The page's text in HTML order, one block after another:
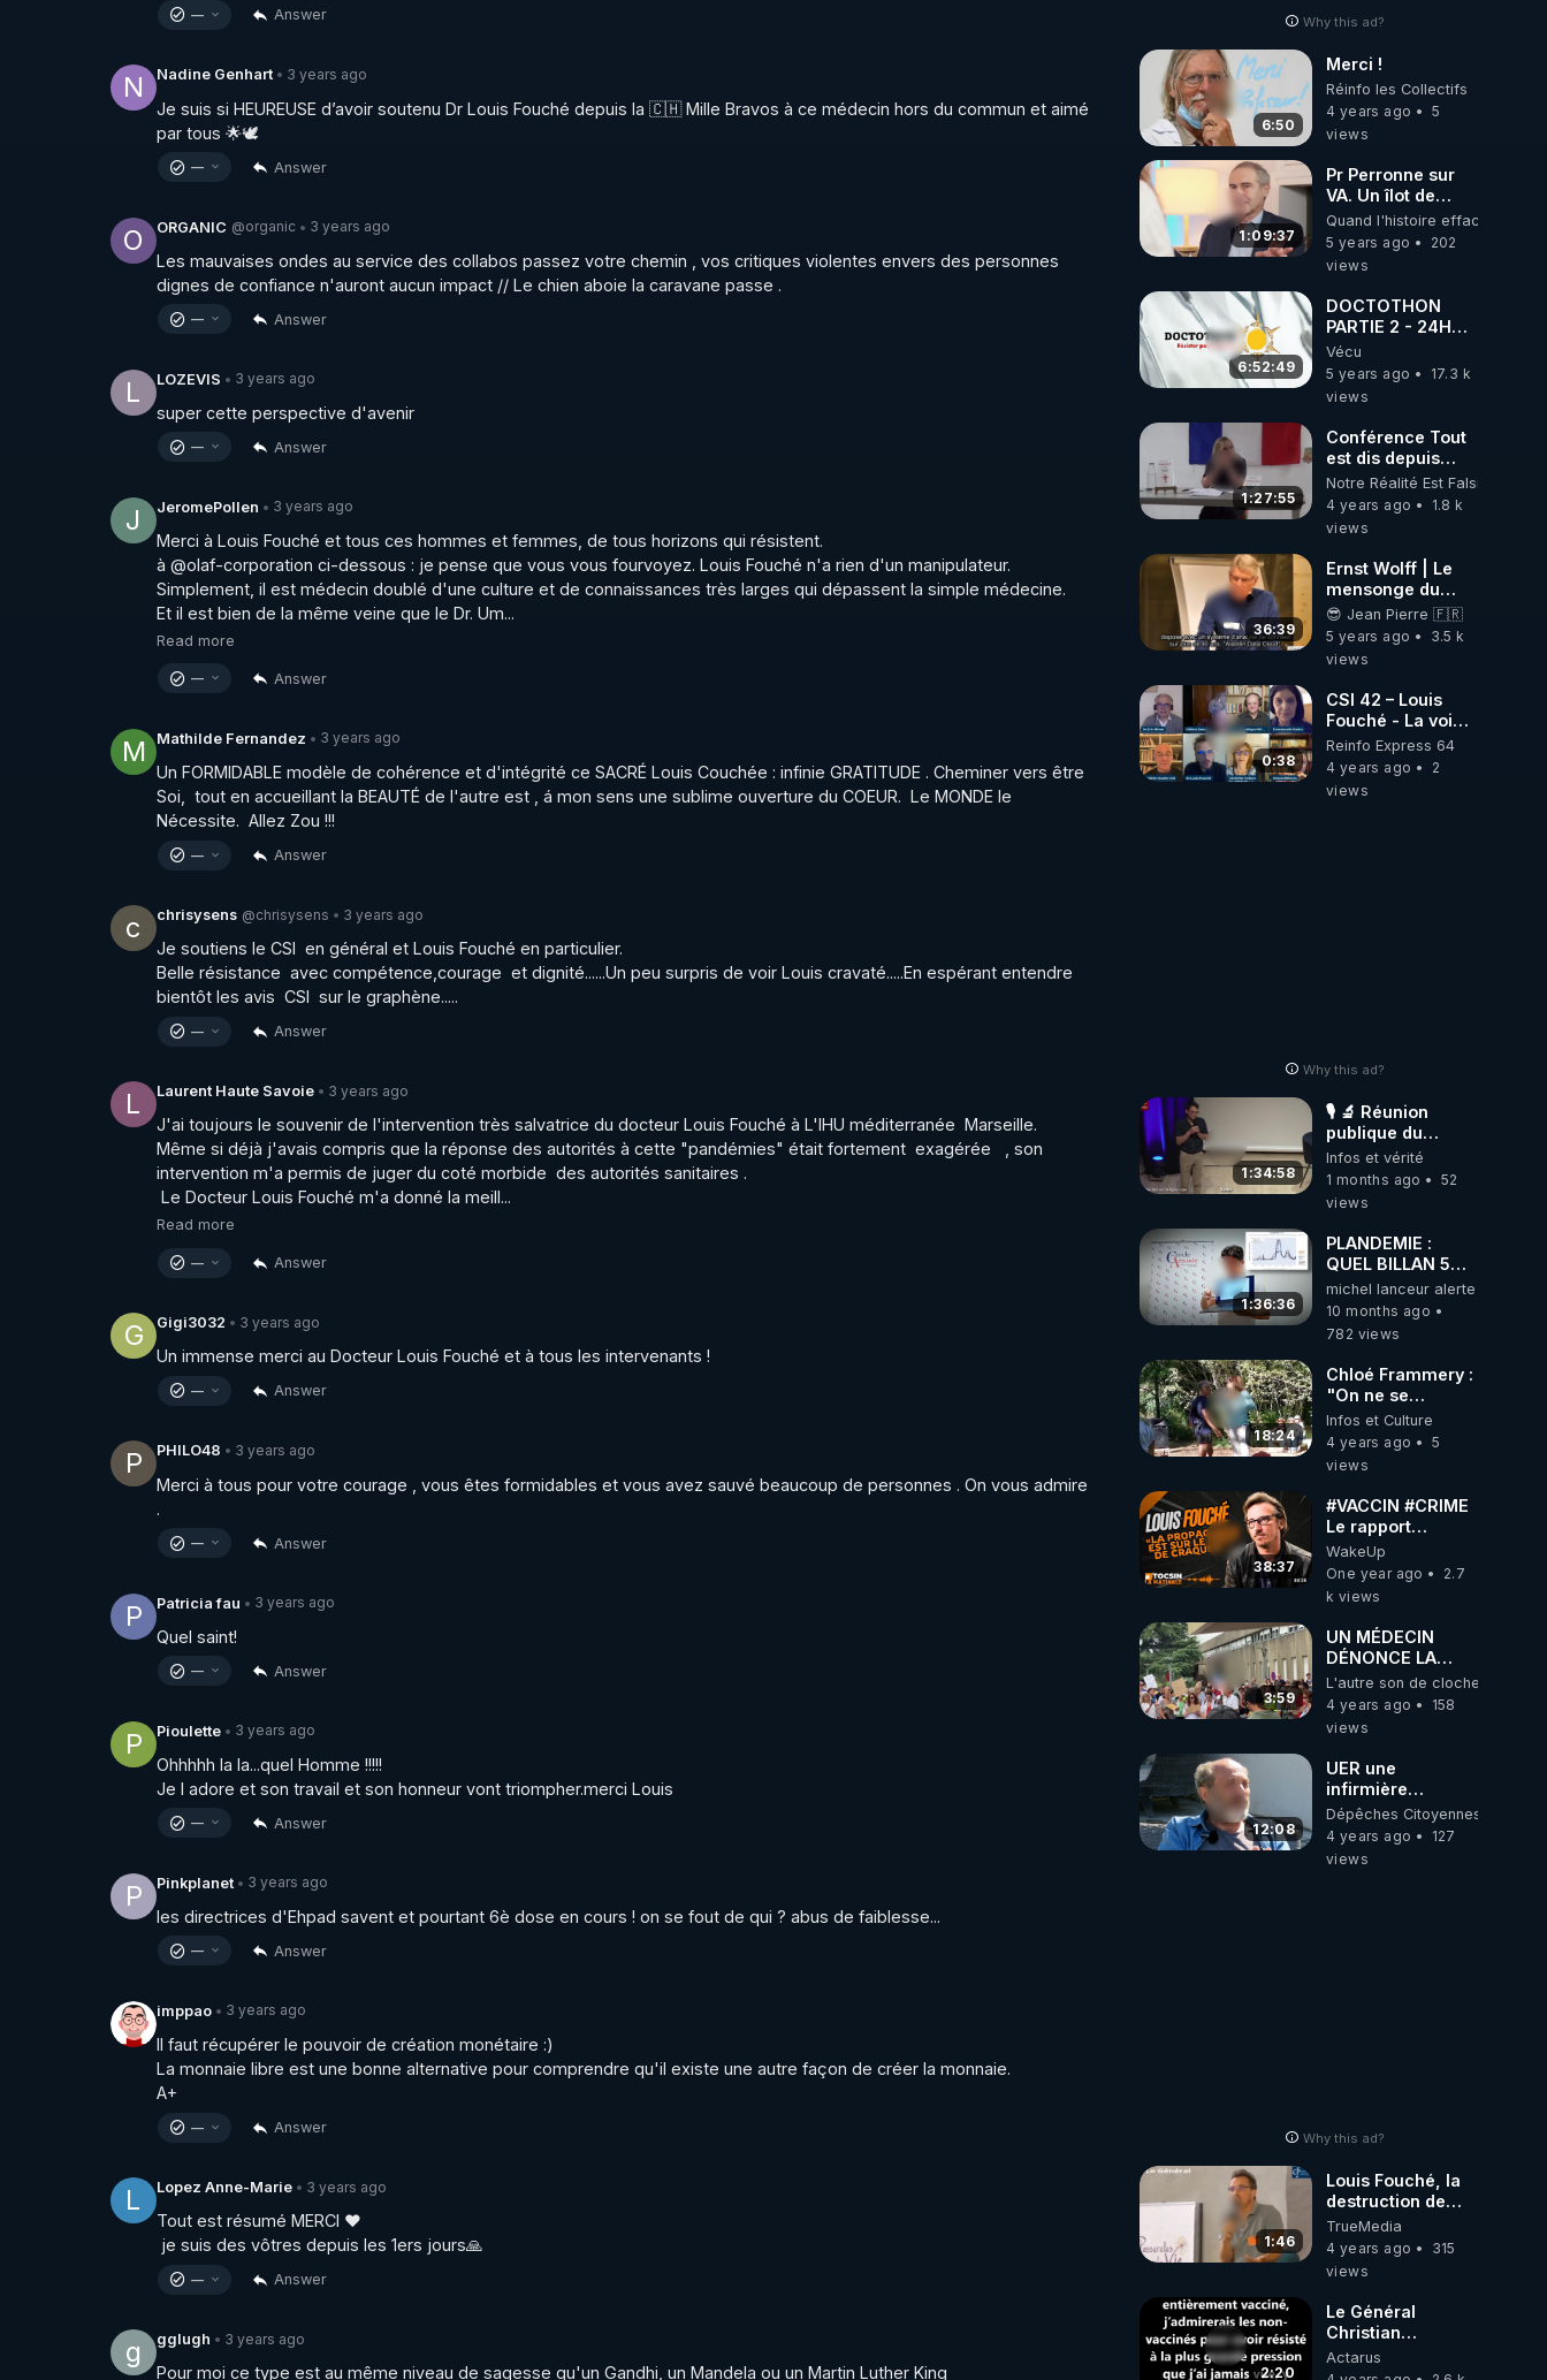
— Answer
N Nadine Genhart • 3 years ago
Je suis si HEUREUSE d’avoir soutenu Dr Louis Fouché depuis la 🇨🇭 Mille Bravos à ce médecin hors du commun et aimé
par tous 🌟🕊
— Answer
O ORGANIC @organic • 3 years ago
Les mauvaises ondes au service des collabos passez votre chemin , vos critiques violentes envers des personnes
dignes de confiance n'auront aucun impact // Le chien aboie la caravane passe .
— Answer
L LOZEVIS • 3 years ago
super cette perspective d'avenir
— Answer
J JeromePollen • 3 years ago
Merci à Louis Fouché et tous ces hommes et femmes, de tous horizons qui résistent.
à @olaf-corporation ci-dessous : je pense que vous vous fourvoyez. Louis Fouché n'a rien d'un manipulateur.
Simplement, il est médecin doublé d'une culture et de connaissances très larges qui dépassent la simple médecine.
Et il est bien de la même veine que le Dr. Um...
Read more
— Answer
M Mathilde Fernandez • 3 years ago
Un FORMIDABLE modèle de cohérence et d'intégrité ce SACRÉ Louis Couchée : infinie GRATITUDE . Cheminer vers être
Soi,  tout en accueillant la BEAUTÉ de l'autre est , á mon sens une sublime ouverture du COEUR.  Le MONDE le
Nécessite.  Allez Zou !!!
— Answer
c chrisysens @chrisysens • 3 years ago
Je soutiens le CSI  en général et Louis Fouché en particulier.
Belle résistance  avec compétence,courage  et dignité......Un peu surpris de voir Louis cravaté.....En espérant entendre
bientôt les avis  CSI  sur le graphène.....
— Answer
L Laurent Haute Savoie • 3 years ago
J'ai toujours le souvenir de l'intervention très salvatrice du docteur Louis Fouché à L'IHU méditerranée  Marseille.
Même si déjà j'avais compris que la réponse des autorités à cette "pandémies" était fortement  exagérée   , son
intervention m'a permis de juger du coté morbide  des autorités sanitaires .
Le Docteur Louis Fouché m'a donné la meill...
Read more
— Answer
G Gigi3032 • 3 years ago
Un immense merci au Docteur Louis Fouché et à tous les intervenants !
— Answer
P PHILO48 • 3 years ago
Merci à tous pour votre courage , vous êtes formidables et vous avez sauvé beaucoup de personnes . On vous admire
.
— Answer
P Patricia fau • 3 years ago
Quel saint!
— Answer
P Pioulette • 3 years ago
Ohhhhh la la...quel Homme !!!!!
Je l adore et son travail et son honneur vont triompher.merci Louis
— Answer
P Pinkplanet • 3 years ago
les directrices d'Ehpad savent et pourtant 6è dose en cours ! on se fout de qui ? abus de faiblesse...
— Answer
imppao • 3 years ago
Il faut récupérer le pouvoir de création monétaire :)
La monnaie libre est une bonne alternative pour comprendre qu'il existe une autre façon de créer la monnaie.
A+
— Answer
L Lopez Anne-Marie • 3 years ago
Tout est résumé MERCI ❤️
je suis des vôtres depuis les 1ers jours🙏
— Answer
g gglugh • 3 years ago
Pour moi ce type est au même niveau de sagesse qu'un Gandhi, un Mandela ou un Martin Luther King
Why this ad?
6:50
Merci !
Réinfo les Collectifs
4 years ago
5
views
1:09:37
Pr Perronne sur
VA. Un îlot de
vérité dans un
océan de
corruption
Quand l'histoire efface
5 years ago
202
views
6:52:49
DOCTOTHON
PARTIE 2 - 24H
DE LIVE AVEC 300
MÉDECINS POUR
UNE AUTRE
CENSURE
Vécu
5 years ago
17.3 k
views
1:27:55
Conférence Tout
est dis depuis
Claire Sevrac
Notre Réalité Est Falsifiée Et
4 years ago
1.8 k
views
36:39
Ernst Wolff | Le
mensonge du
Covid
😎 Jean Pierre 🇫🇷
5 years ago
3.5 k
views
0:38
CSI 42 – Louis
Fouché - La voie
de la non-
violence, du
dialogue, du
Reinfo Express 64
4 years ago
2
views
Why this ad?
1:34:58
🎙 🔬 Réunion
publique du
Conseil
Scientifique
Indépendant 🧑 ⚕
Infos et vérité
1 months ago
52
views
1:36:36
PLANDEMIE :
QUEL BILLAN 5
ANS APRES Pierre
Chaillot
michel lanceur alerte
10 months ago
782 views
18:24
Chloé Frammery :
"On ne se
laissera pas
faire"
Infos et Culture
4 years ago
5
views
38:37
#VACCIN #CRIME
Le rapport
OFFICIEL
américain qui
donne raison aux
la CriseSanitaire
WakeUp
One year ago
2.7
k views
3:59
UN MÉDECIN
DÉNONCE LA
VACCINATIONS
GÉNOCIDAIRE
(180)
L'autre son de cloche
4 years ago
158
views
12:08
UER une
infirmière
témoigne...
Dépêches Citoyennes
4 years ago
127
views
Why this ad?
1:46
Louis Fouché, la
destruction de
l'hopital
TrueMedia
4 years ago
315
views
2:20
Le Général
Christian
BLANCHON rend
hommage aux
Actarus